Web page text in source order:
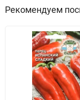
Рекомендуем